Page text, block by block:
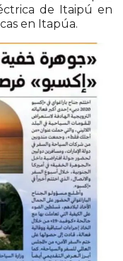
de Itaipú en
en Itapúa.